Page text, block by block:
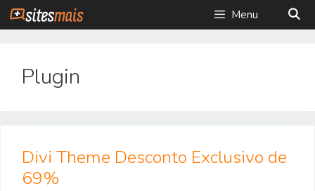
Saltar
para
Menu
Plugin
Divi Theme Desconto Exclusivo de
69%